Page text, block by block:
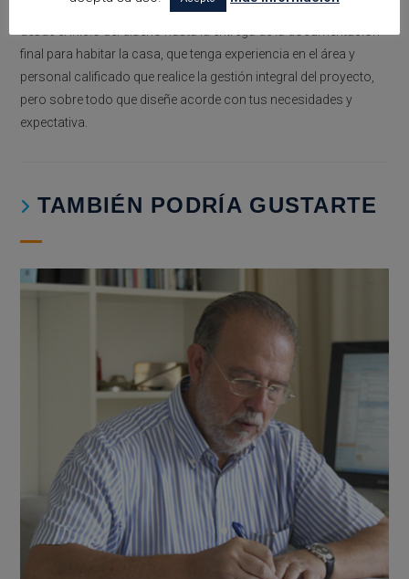
de arquitectura que te oriente y guíe durante todo el proceso
desde el inicio del diseño hasta la entrega de la documentación
final para habitar la casa, que tenga experiencia en el área y
personal calificado que realice la gestión integral del proyecto,
pero sobre todo que diseñe acorde con tus necesidades y
expectativa.
TAMBIÉN PODRÍA GUSTARTE